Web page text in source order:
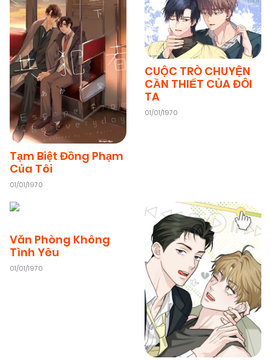
Tạm Biệt Đồng Phạm
Của Tôi
01/01/1970
CUỘC TRÒ CHUYỆN
CẦN THIẾT CỦA ĐÔI
TA
01/01/1970
Văn Phòng Không
Tình Yêu
01/01/1970